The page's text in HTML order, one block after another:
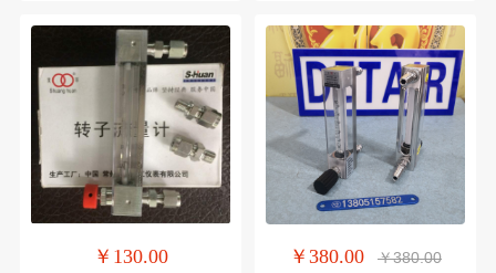
￥130.00 ￥380.00 ￥380.00